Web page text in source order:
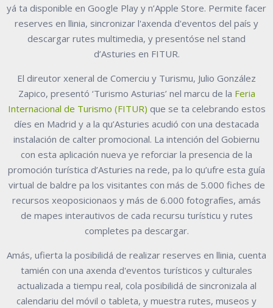
yá ta disponible en Google Play y n’Apple Store. Permite facer
reserves en llinia, sincronizar l'axenda d'eventos del país y
descargar rutes multimedia, y presentóse nel stand
d’Asturies en FITUR.
El direutor xeneral de Comerciu y Turismu, Julio González
Zapico, presentó ‘Turismo Asturias’ nel marcu de la Feria
Internacional de Turismo (FITUR) que se ta celebrando estos
díes en Madrid y a la qu’Asturies acudió con una destacada
instalación de calter promocional. La intención del Gobiernu
con esta aplicación nueva ye reforciar la presencia de la
promoción turística d’Asturies na rede, pa lo qu’ufre esta guía
virtual de baldre pa los visitantes con más de 5.000 fiches de
recursos xeoposicionaos y más de 6.000 fotografíes, amás
de mapes interautivos de cada recursu turísticu y rutes
completes pa descargar.
Amás, ufierta la posibilidá de realizar reserves en llinia, cuenta
tamién con una axenda d'eventos turísticos y culturales
actualizada a tiempu real, cola posibilidá de sincronizala al
calendariu del móvil o tableta, y muestra rutes, museos y